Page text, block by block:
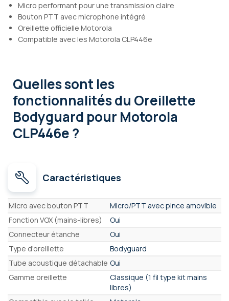
Micro performant pour une transmission claire
Bouton PTT avec microphone intégré
Oreillette officielle Motorola
Compatible avec les Motorola CLP446e
Quelles sont les
fonctionnalitésdu Oreillette
Bodyguard pour Motorola
CLP446e ?
Caractéristiques
Caractéristiques
Micro avec bouton PTT
Micro/PTT avec pince amovible
Fonction VOX (mains-libres)
Oui
Connecteur étanche
Oui
Type d'oreillette
Bodyguard
Tube acoustique détachable Oui
Gamme oreillette
Classique (1 fil type kit mains
libres)